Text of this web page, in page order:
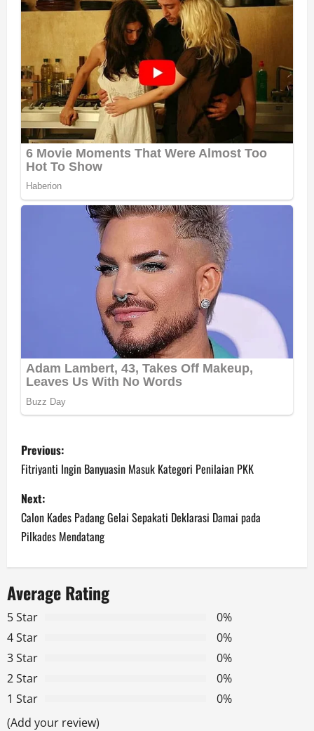
P
o
s
t
n
a
v
i
g
a
Previous:
Fitriyanti Ingin Banyuasin Masuk Kategori Penilaian PKK
Next:
Calon Kades Padang Gelai Sepakati Deklarasi Damai pada
Pilkades Mendatang
Average Rating
5 Star
0%
4 Star
0%
3 Star
0%
2 Star
0%
1 Star
0%
(Add your review)